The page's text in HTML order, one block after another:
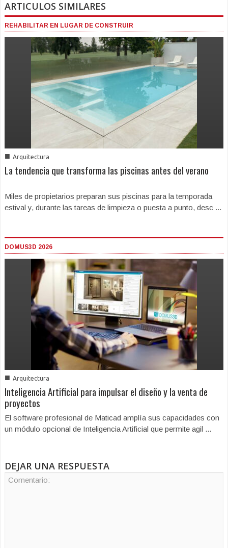
ARTICULOS SIMILARES
REHABILITAR EN LUGAR DE CONSTRUIR
■ Arquitectura
La tendencia que transforma las piscinas antes del verano
Miles de propietarios preparan sus piscinas para la temporada
estival y, durante las tareas de limpieza o puesta a punto, desc ...
DOMUS3D 2026
■ Arquitectura
Inteligencia Artificial para impulsar el diseño y la venta de
proyectos
El software profesional de Maticad amplía sus capacidades con
un módulo opcional de Inteligencia Artificial que permite agil ...
DEJAR UNA RESPUESTA